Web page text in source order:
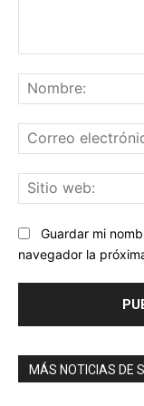
Guardar mi
navegador la
MÁS NOTICIAS DE